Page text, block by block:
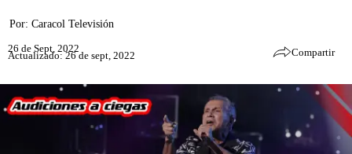
Por: Caracol Televisión
26 de Sept, 2022
Actualizado: 26 de sept, 2022 Compartir